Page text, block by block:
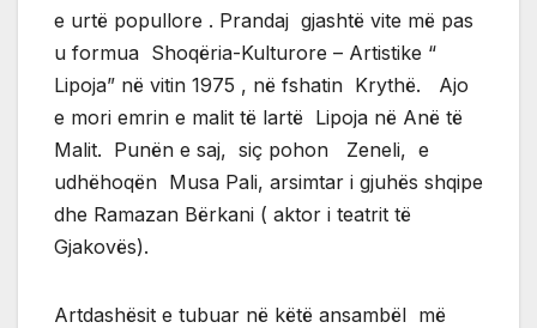
e urtë popullore . Prandaj gjashtë vite më pas
u formua Shoqëria-Kulturore – Artistike “
Lipoja” në vitin 1975 , në fshatin Krythë. Ajo
e mori emrin e malit të lartë Lipoja në Anë të
Malit. Punën e saj, siç pohon Zeneli, e
udhëhoqën Musa Pali, arsimtar i gjuhës shqipe
dhe Ramazan Bërkani ( aktor i teatrit të
Gjakovës).
Artdashësit e tubuar në këtë ansambël më